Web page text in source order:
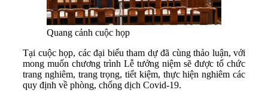
Quang cảnh cuộc họp
Tại cuộc họp, các đại biểu tham dự đã cùng thảo luận, với
mong muốn chương trình Lễ tưởng niệm sẽ được tổ chức
trang nghiêm, trang trọng, tiết kiệm, thực hiện nghiêm các
quy định về phòng, chống dịch Covid-19.